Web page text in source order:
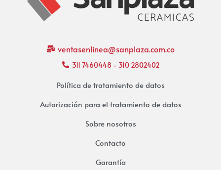
ventasenlinea@sanplaza.com.co
311 7460448 - 310 2802402
Política de tratamiento de datos
Autorización para el tratamiento de datos
Sobre nosotros
Contacto
Garantía